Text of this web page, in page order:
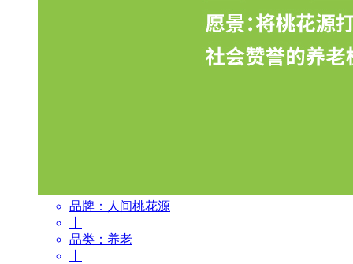
品牌： 人间桃花源
品类： 养老